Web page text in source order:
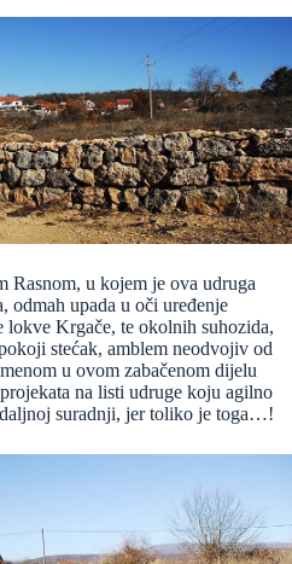
Rasnom, u kojem je ova udruga
odmah upada u oči uređenje
lokve Krgače, te okolnih suhozida,
stećak, amblem neodvojiv od
u ovom zabačenom dijelu
na listi udruge koju agilno
suradnji, jer toliko je toga…!